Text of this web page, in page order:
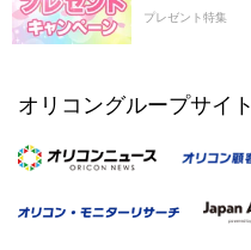
プレゼント特集
オリコングループサイト